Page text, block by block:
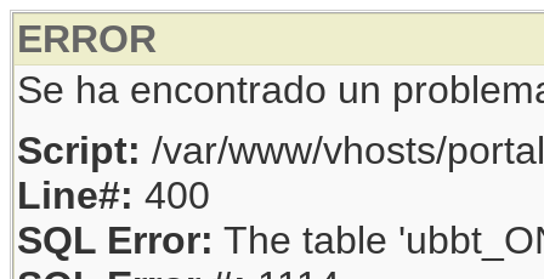
ERROR
Se ha encontrado un
Script: /var/www/vhosts/
Line#: 400
SQL Error: The table